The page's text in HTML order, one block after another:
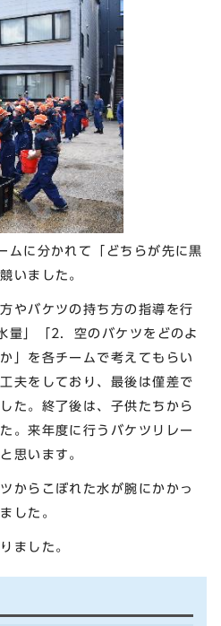
に分かれて「どちらが先に黒
いました。
やバケツの持ち方の指導を行
量」「2．空のバケツをどのよ
」を各チームで考えてもらい
夫をしており、最後は僅差で
た。終了後は、子供たちから
。来年度に行うバケツリレー
思います。
からこぼれた水が腕にかかっ
した。
ました。